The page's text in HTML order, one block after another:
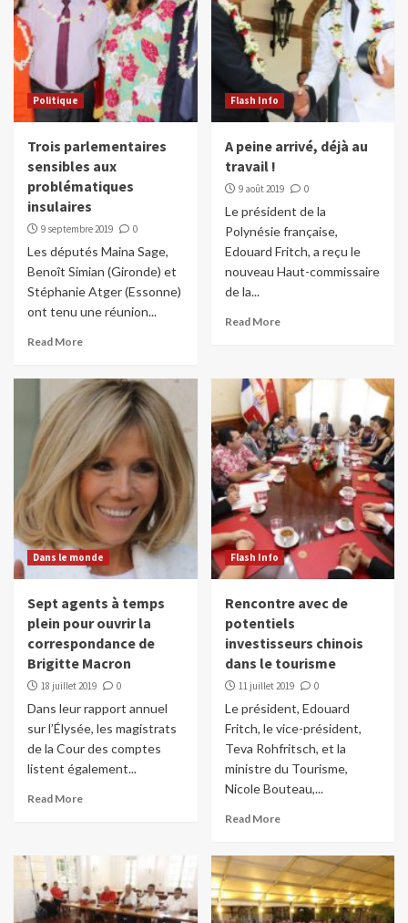
Politique
Trois parlementaires
sensibles aux
problématiques
insulaires
9 septembre 2019 0
Les députés Maina Sage,
Benoît Simian (Gironde) et
Stéphanie Atger (Essonne)
ont tenu une réunion...
Read More
Flash Info
A peine arrivé, déjà au
travail !
9 août 2019 0
Le président de la
Polynésie française,
Edouard Fritch, a reçu le
nouveau Haut-commissaire
de la...
Read More
Dans le monde
Sept agents à temps
plein pour ouvrir la
correspondance de
Brigitte Macron
18 juillet 2019 0
Dans leur rapport annuel
sur l’Élysée, les magistrats
de la Cour des comptes
listent également...
Read More
Flash Info
Rencontre avec de
potentiels
investisseurs chinois
dans le tourisme
11 juillet 2019 0
Le président, Edouard
Fritch, le vice-président,
Teva Rohfritsch, et la
ministre du Tourisme,
Nicole Bouteau,...
Read More